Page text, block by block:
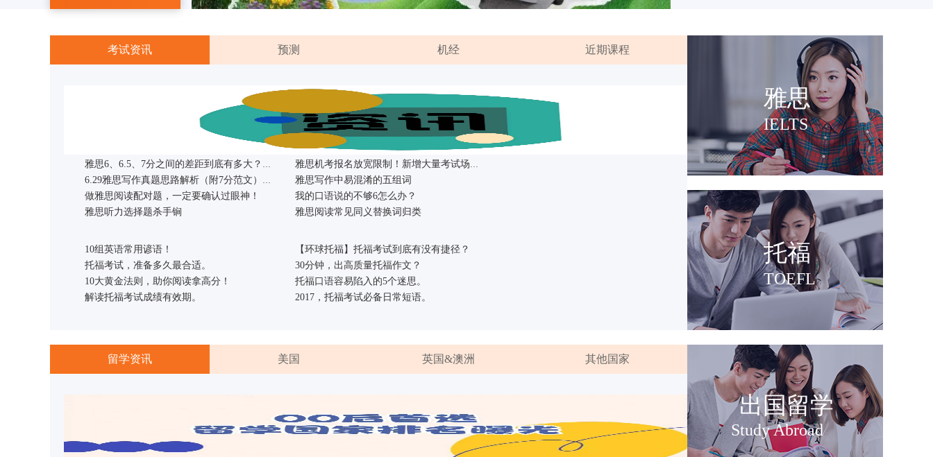
考试资讯 预测 机经 近期课程
雅思6、6.5、7分之间的差距到底有多大？你根本想象不到...
雅思机考报名放宽限制！新增大量考试场次！
6.29雅思写作真题思路解析（附7分范文）& 7.6口语写作高频预测
雅思写作中易混淆的五组词
做雅思阅读配对题，一定要确认过眼神！
我的口语说的不够6怎么办？
雅思听力选择题杀手锏
雅思阅读常见同义替换词归类
2023 年 5-8 月雅思口语保留题库
202303 雅思写作预测——杨陆哲
202303 雅思写作预测——杨陆哲
2023年3月 雅思写作预测
2023 年 1-4 月雅思口语题库
2023 年 1-4 月雅思口语题库
2023环球-杨亮雅思写作预测02月
环球教育2022年11月写作预测
2025年 6月28日雅思考试真题机经及参考答案
2025年 5月10日雅思考试真题机经及参考答案
2025年4月19日雅思考试真题机经及参考答案
2025年4月5日雅思考试真题机经及参考答案
立即报名 雅思名师VIP
雅思
IELTS
考试资讯 预测
10组英语常用谚语！
【环球托福】托福考试到底有没有捷径？
托福考试，准备多久最合适。
30分钟，出高质量托福作文？
10大黄金法则，助你阅读拿高分！
托福口语容易陷入的5个迷思。
解读托福考试成绩有效期。
2017，托福考试必备日常短语。
2017年11月11日&12日托福写作预测
2017年11月4日托福口语预测
2017年6月10日托福口语/写作考前解析
2017年5月06日的托福口语预测
2018年5月6日托福考试听说读写全回忆
2018年3月24日托福考试听说读写全回忆
2018年3月11日托福考试听说读写全回忆
2018年3月10日托福考试听说读写全回忆
新托福冲刺班 立即报名 新托福高分班
新托福名师VIP 立即报名 新托福三人行
托福
TOEFL
留学资讯 美国 英国&澳洲 其他国家
新西兰移民政策又变了！ 外国留学生最受影响 赴新西兰留学攻读研究生的优势有哪些?
出国留学
Study Abroad